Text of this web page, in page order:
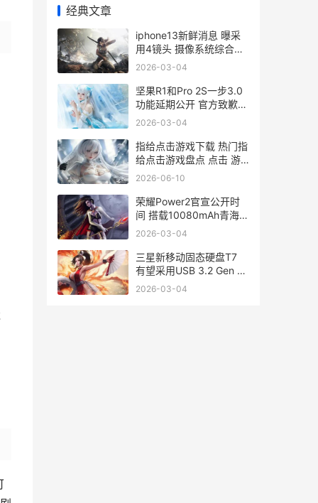
经典文章
iphone13新鲜消息 曝采
用4镜头 摄像系统综合更
新<span id="imageplus
2026-03-04
坚果R1和Pro 2S一步3.0
功能延期公开 官方致歉
<span id="imageplus 坚
2026-03-04
指给点击游戏下载 热门指
给点击游戏盘点 点击 游
戏
2026-06-10
荣耀Power2官宣公开时
间 搭载10080mAh青海湖
电池<span
度百科
2026-03-04
三星新移动固态硬盘T7
有望采用USB 3.2 Gen 2
接口<span
2026-03-04